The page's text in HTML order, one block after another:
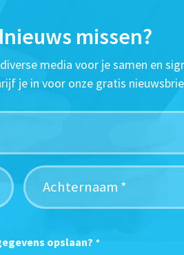
missen?
media voor je samen en
je in voor onze gratis
opslaan? *